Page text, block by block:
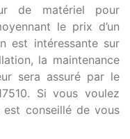
de matériel pour
le prix d’un
est intéressante sur
la maintenance
sera assuré par le
Si vous voulez
conseillé de vous